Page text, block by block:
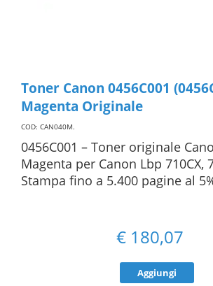
Toner Canon 0456C001
Magenta Originale
COD: CAN040M.
0456C001 – Toner originale
Magenta per Canon Lbp 710CX,
Stampa fino a 5.400 pagine al
€ 180,07
Aggiungi